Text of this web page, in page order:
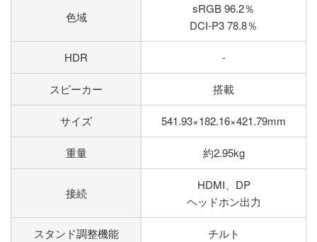
色域
sRGB 96.2％
DCI-P3 78.8％
HDR -
スピーカー 搭載
サイズ 541.93×182.16×421.79mm
重量 約2.95kg
接続
HDMI、DP
ヘッドホン出力
スタンド調整機能 チルト